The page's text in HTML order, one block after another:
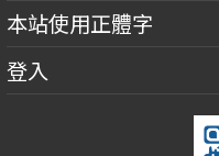
本站使用正體字
登入